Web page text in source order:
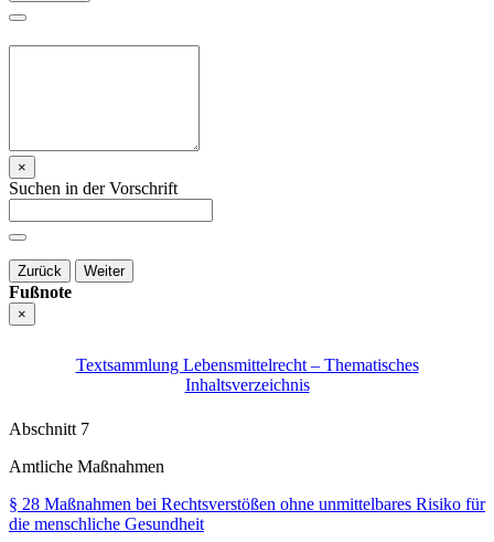
×
Suchen in der Vorschrift
Zurück Weiter
Fußnote
×
Textsammlung Lebensmittelrecht – Thematisches
Inhaltsverzeichnis
Abschnitt 7
Amtliche Maßnahmen
§ 28 Maßnahmen bei Rechtsverstößen ohne unmittelbares Risiko für
die menschliche Gesundheit